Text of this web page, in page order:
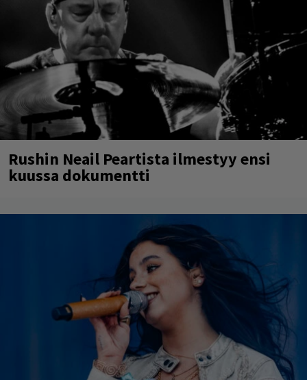
Rushin Neail Peartista ilmestyy ensi
kuussa dokumentti